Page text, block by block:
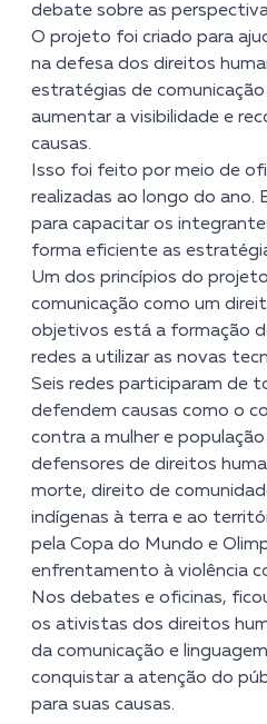
debate sobre as
O projeto foi criado para
na defesa dos direitos
estratégias de
aumentar a visibilidade e
causas.
Isso foi feito por meio de
realizadas ao longo do ano.
para capacitar os
forma eficiente as
Um dos princípios do
comunicação como um
objetivos está a formação
redes a utilizar as novas
Seis redes participaram de
defendem causas como o
contra a mulher e
defensores de direitos
morte, direito de
indígenas à terra e ao
pela Copa do Mundo e
enfrentamento à violência
Nos debates e oficinas,
os ativistas dos direitos
da comunicação e
conquistar a atenção do
para suas causas.